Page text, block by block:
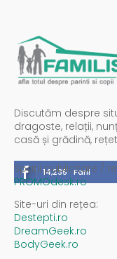
Discutăm despre
dragoste, relații,
casă și grădină,
14,235 Fani
Spații publicitare /
PROMOdesk.ro
Site-uri din rețea:
Destepti.ro
DreamGeek.ro
BodyGeek.ro